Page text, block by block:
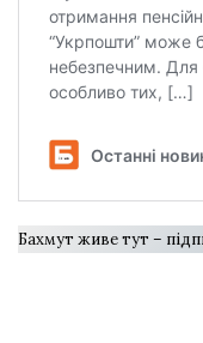
Бахмут живе тут –